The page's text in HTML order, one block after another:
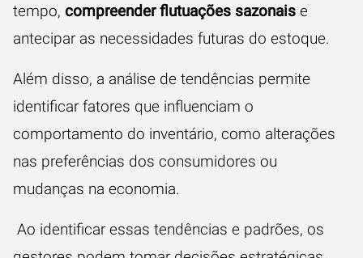
tempo, compreender flutuações sazonais e
antecipar as necessidades futuras do estoque.
Além disso, a análise de tendências permite
identificar fatores que influenciam o
comportamento do inventário, como alterações
nas preferências dos consumidores ou
mudanças na economia.
Ao identificar essas tendências e padrões, os